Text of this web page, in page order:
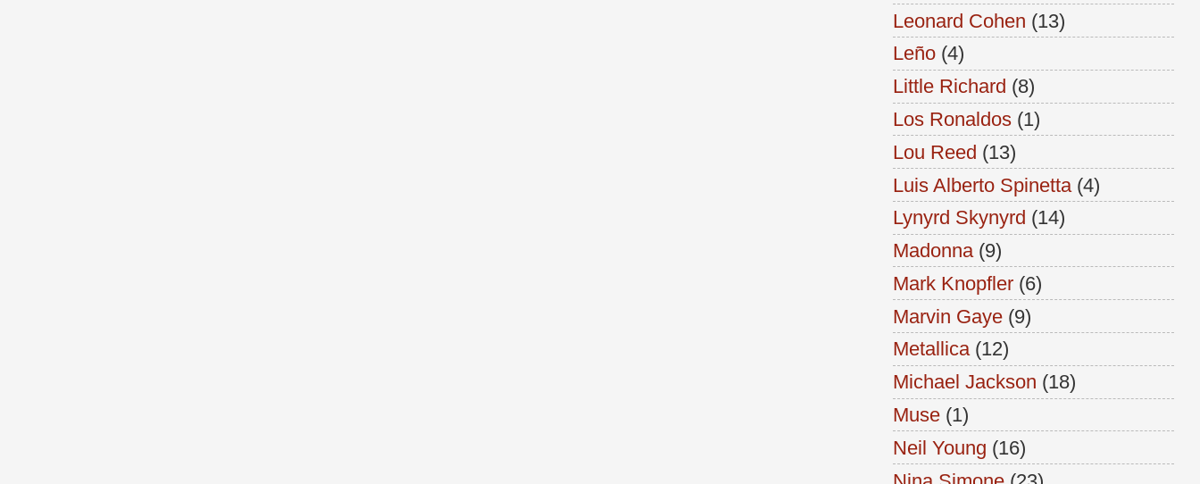
Leonard Cohen (13)
Leño (4)
Little Richard (8)
Los Ronaldos (1)
Lou Reed (13)
Luis Alberto Spinetta (4)
Lynyrd Skynyrd (14)
Madonna (9)
Mark Knopfler (6)
Marvin Gaye (9)
Metallica (12)
Michael Jackson (18)
Muse (1)
Neil Young (16)